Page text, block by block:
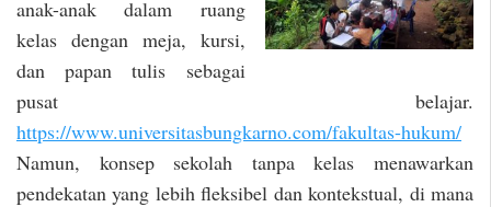
anak-anak dalam ruang
kelas dengan meja, kursi,
dan papan tulis sebagai
pusat belajar.
https://www.universitasbungkarno.com/fakultas-hukum/
Namun, konsep sekolah tanpa kelas menawarkan
pendekatan yang lebih fleksibel dan kontekstual, di mana